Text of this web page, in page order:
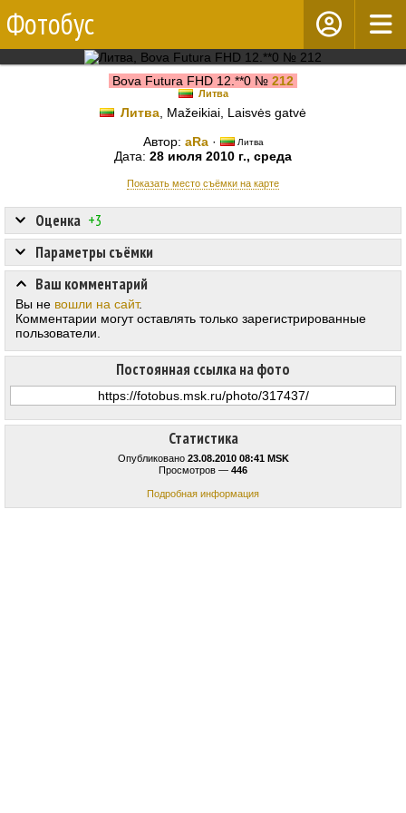
Фотобус
Bova Futura FHD 12.**0 № 212
Литва
Литва , Mažeikiai, Laisvės gatvė
Автор: aRa· Литва
Дата: 28 июля 2010 г., среда
Показать место съёмки на карте
Статистика
Опубликовано 23.08.2010 08:41 MSK
Просмотров — 446
Подробная информация
Оценка +3
Постоянная ссылка на фото
Параметры съёмки
Ваш комментарий
Вы не вошли на сайт.
Комментарии могут оставлять только зарегистрированные
пользователи.